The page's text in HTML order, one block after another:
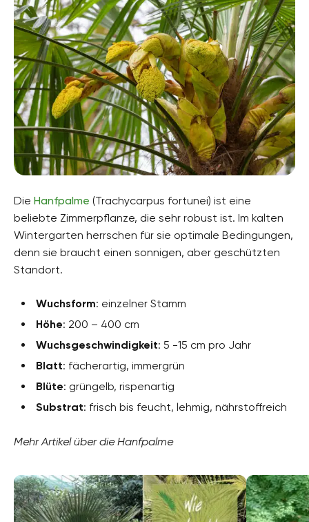
Die Hanfpalme (Trachycarpus fortunei) ist eine
beliebte Zimmerpflanze, die sehr robust ist. Im kalten
Wintergarten herrschen für sie optimale Bedingungen,
denn sie braucht einen sonnigen, aber geschützten
Standort.
Wuchsform: einzelner Stamm
Höhe: 200 – 400 cm
Wuchsgeschwindigkeit: 5 -15 cm pro Jahr
Blatt: fächerartig, immergrün
Blüte: grüngelb, rispenartig
Substrat: frisch bis feucht, lehmig, nährstoffreich
Mehr Artikel über die Hanfpalme